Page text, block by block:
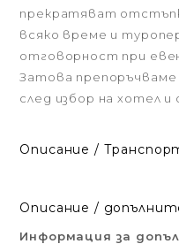
прекратяват
всяко време и
отговорност при
Затова препоръчваме
след избор на хотел и
Описание /
Описание /
Информация за